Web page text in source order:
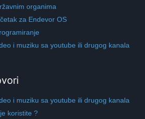
organima
za Endevor OS
i muziku sa youtube ili drugog kanala
i muziku sa youtube ili drugog kanala
koristite ?